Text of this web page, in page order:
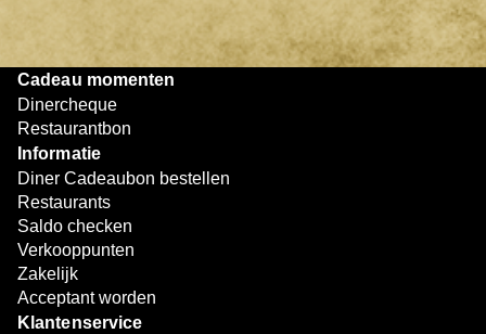
bijzondere eetmomenten.
Cadeau momenten
Dinercheque
Restaurantbon
Informatie
Diner Cadeaubon bestellen
Restaurants
Saldo checken
Verkooppunten
Zakelijk
Acceptant worden
Klantenservice